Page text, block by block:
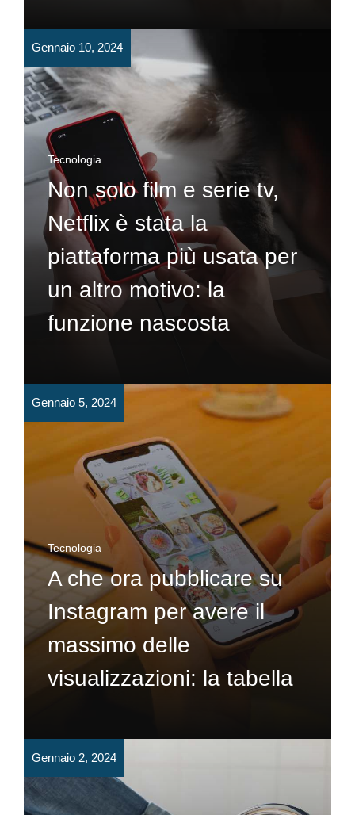
Gennaio 10, 2024
Tecnologia
Non solo film e serie tv,
Netflix è stata la
piattaforma più usata per
un altro motivo: la
funzione nascosta
Gennaio 5, 2024
Tecnologia
A che ora pubblicare su
Instagram per avere il
massimo delle
visualizzazioni: la tabella
Gennaio 2, 2024